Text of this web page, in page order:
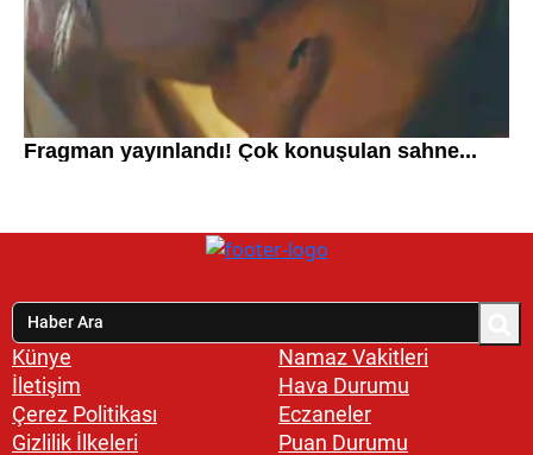
Künye
İletişim
Çerez Politikası
Gizlilik İlkeleri
Namaz Vakitleri
Hava Durumu
Eczaneler
Puan Durumu